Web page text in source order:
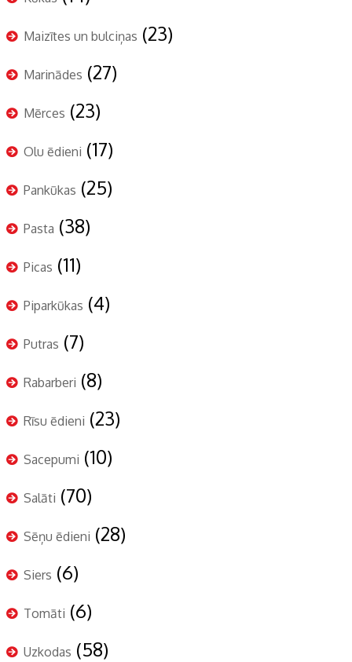
Maizītes un bulciņas (23)
Marinādes (27)
Mērces (23)
Olu ēdieni (17)
Pankūkas (25)
Pasta (38)
Picas (11)
Piparkūkas (4)
Putras (7)
Rabarberi (8)
Rīsu ēdieni (23)
Sacepumi (10)
Salāti (70)
Sēņu ēdieni (28)
Siers (6)
Tomāti (6)
Uzkodas (58)